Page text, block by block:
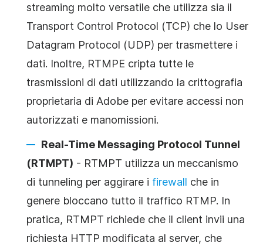
streaming molto versatile che utilizza sia il
Transport Control Protocol (TCP) che lo User
Datagram Protocol (UDP) per trasmettere i
dati. Inoltre, RTMPE cripta tutte le
trasmissioni di dati utilizzando la crittografia
proprietaria di Adobe per evitare accessi non
autorizzati e manomissioni.
Real-Time Messaging Protocol Tunnel
(RTMPT) - RTMPT utilizza un meccanismo
di tunneling per aggirare i firewall che in
genere bloccano tutto il traffico RTMP. In
pratica, RTMPT richiede che il client invii una
richiesta HTTP modificata al server, che